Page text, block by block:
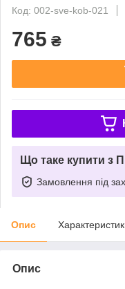
Код: 002-sve-kob-021
765 ₴
Що таке купити з
Замовлення під
Опис
Опис